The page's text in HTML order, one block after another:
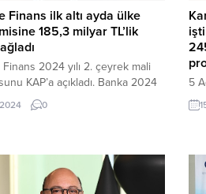
Finans ilk altı ayda ülke
185,3 milyar TL’lik
2024 yılı 2. çeyrek mali
KAP’a açıkladı. Banka 2024
altı ayında ülke
145,5 milyar TL nakdi ve
0
5